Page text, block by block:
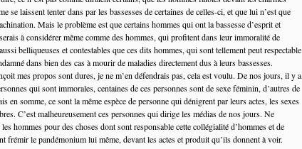
se laissent tenter dans par les bassesses de certaines de celles-ci, et que lui n’est que
Mais le problème est que certains hommes qui ont la bassesse d’esprit et
à considérer même comme des hommes, qui profitent dans leur immoralité de
belliqueuses et contestables que ces dits hommes, qui sont tellement peut respectable
dans bien des cas à mourir de maladies directement dus à leurs bassesses.
mes propos sont dures, je ne m’en défendrais pas, cela est voulu. De nos jours, il y a
qui sont immorales, centaines de ces personnes sont de sexe féminin, d’autres de
en somme, ce sont la même espèce de personne qui dénigrent par leurs actes, les sexes
C’est malheureusement ces personnes qui dirige les médias de nos jours. Ne
hommes pour des choses dont sont responsable cette collégialité d’hommes et de
frémir le pandémonium lui même, devant les actes et produit qu’ils donnent à voir.